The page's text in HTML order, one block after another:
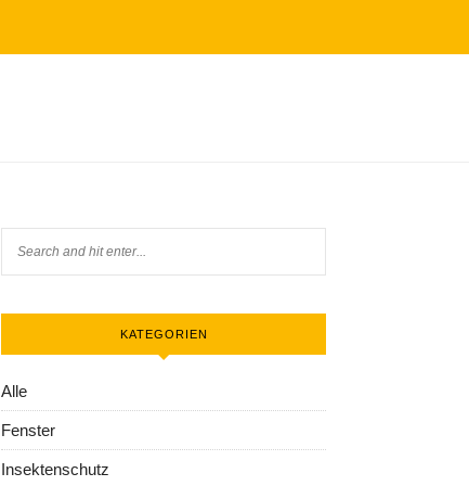
KATEGORIEN
Alle
Fenster
Insektenschutz